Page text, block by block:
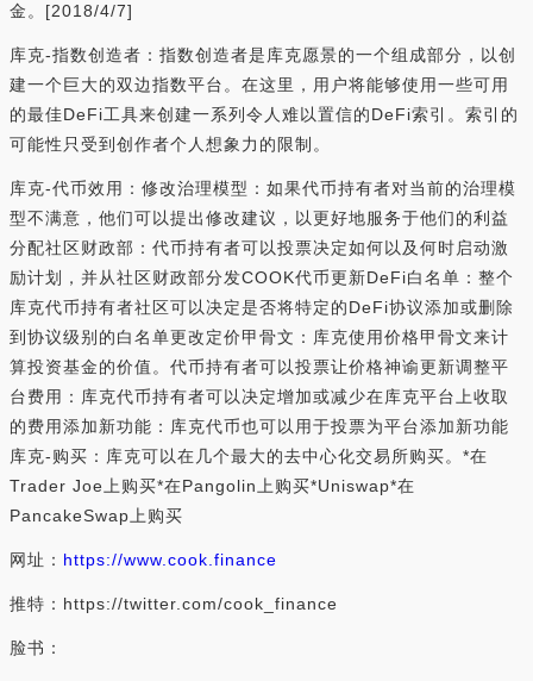
金。[2018/4/7]
库克-指数创造者：指数创造者是库克愿景的一个组成部分，以创
建一个巨大的双边指数平台。在这里，用户将能够使用一些可用
的最佳DeFi工具来创建一系列令人难以置信的DeFi索引。索引的
可能性只受到创作者个人想象力的限制。
库克-代币效用：修改治理模型：如果代币持有者对当前的治理模
型不满意，他们可以提出修改建议，以更好地服务于他们的利益
分配社区财政部：代币持有者可以投票决定如何以及何时启动激
励计划，并从社区财政部分发COOK代币更新DeFi白名单：整个
库克代币持有者社区可以决定是否将特定的DeFi协议添加或删除
到协议级别的白名单更改定价甲骨文：库克使用价格甲骨文来计
算投资基金的价值。代币持有者可以投票让价格神谕更新调整平
台费用：库克代币持有者可以决定增加或减少在库克平台上收取
的费用添加新功能：库克代币也可以用于投票为平台添加新功能
库克-购买：库克可以在几个最大的去中心化交易所购买。*在
Trader Joe上购买*在Pangolin上购买*Uniswap*在
PancakeSwap上购买
网址： https://www.cook.finance
推特：https://twitter.com/cook_finance
脸书：